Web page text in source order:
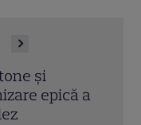
(2014).
într-o cursă